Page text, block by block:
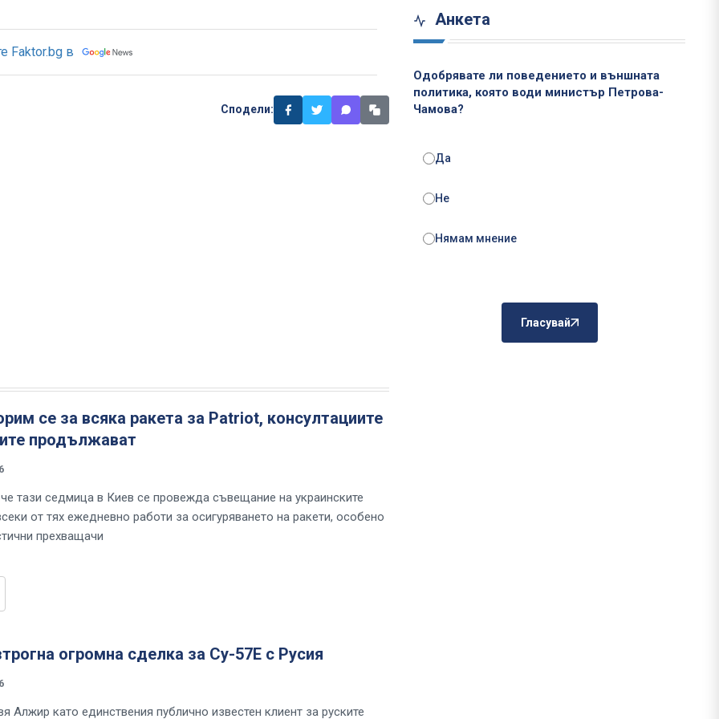
Faktor.bg в
Сподели:
се за всяка ракета за Patriot, консултациите
продължават
тази седмица в Киев се провежда съвещание на украинските
от тях ежедневно работи за осигуряването на ракети, особено
прехващачи
огромна сделка за Су-57Е с Русия
Алжир като единствения публично известен клиент за руските
Анкета
Одобрявате ли поведението и външната
политика, която води министър Петрова-
Чамова?
Да
Не
Нямам мнение
Гласувай